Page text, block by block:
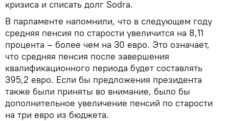
кризиса и списать долг Sodra.
В парламенте напомнили, что в следующем году
средняя пенсия по старости увеличится на 8,11
процента – более чем на 30 евро. Это означает,
что средняя пенсия после завершения
квалификационного периода будет составлять
395,2 евро. Если бы предложения президента
также были приняты во внимание, было бы
дополнительное увеличение пенсий по старости
на три евро из бюджета.